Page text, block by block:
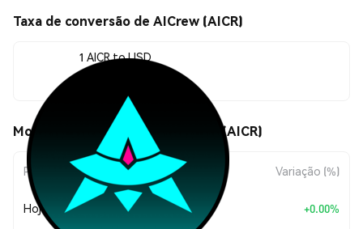
Taxa de conversão de AICrew (AICR)
1 AICR to USD
Movimentos de preço de AICrew (AICR)
Período Variação do Valor Variação (%)
Hoje +0.00%